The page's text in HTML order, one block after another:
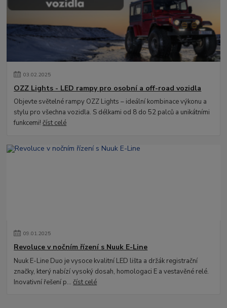
03.02.2025
OZZ Lights - LED rampy pro osobní a off-road vozidla
Objevte světelné rampy OZZ Lights – ideální kombinace výkonu a
stylu pro všechna vozidla. S délkami od 8 do 52 palců a unikátními
funkcemi!číst celé
09.01.2025
Revoluce v nočním řízení s Nuuk E-Line
Nuuk E-Line Duo je vysoce kvalitní LED lišta a držák registrační
značky, který nabízí vysoký dosah, homologaci E a vestavěné relé.
Inovativní řešení p...číst celé